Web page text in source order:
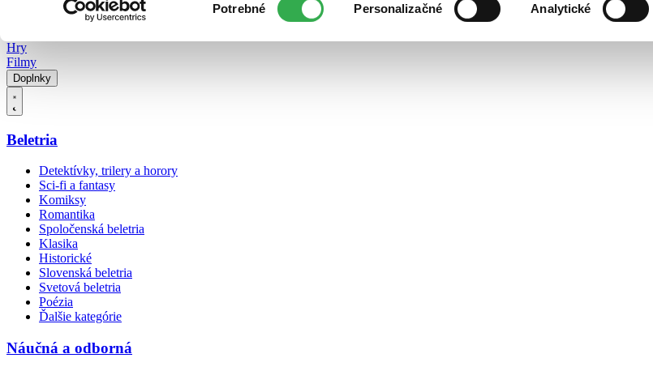
súhlasu
Potrebné Personalizačné Analytické
Hry
Filmy
Doplnky
Beletria
Detektívky, trilery a horory
Sci-fi a fantasy
Komiksy
Romantika
Spoločenská beletria
Klasika
Historické
Slovenská beletria
Svetová beletria
Poézia
Ďalšie kategórie
Náučná a odborná